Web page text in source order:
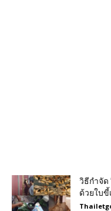
วิธีกำจัด
ด้วยใบขี้